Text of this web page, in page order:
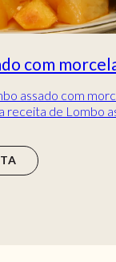
com
assado com
receita de Lombo